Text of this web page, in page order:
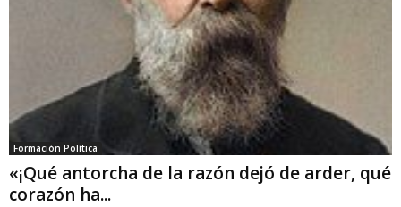
Formación Política
«¡Qué antorcha de la razón dejó de arder, qué
corazón ha...